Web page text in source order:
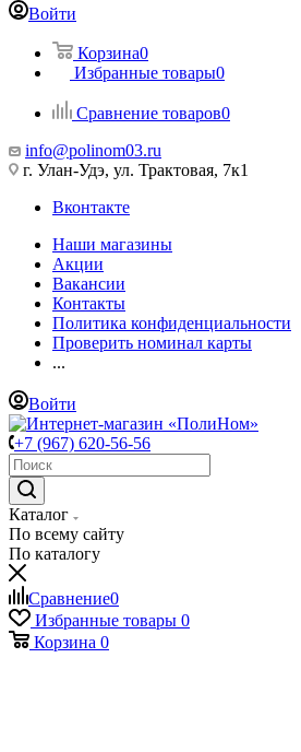
Войти
Корзина0
Избранные товары0
Сравнение товаров0
info@polinom03.ru
г. Улан-Удэ, ул. Трактовая, 7к1
Вконтакте
Наши магазины
Акции
Вакансии
Контакты
Политика конфиденциальности
Проверить номинал карты
...
Войти
+7 (967) 620-56-56
Каталог
По всему сайту
По каталогу
Сравнение0
Избранные товары 0
Корзина 0